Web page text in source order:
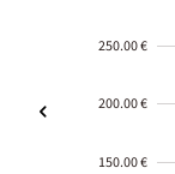
250.00 €
200.00 €
150.00 €